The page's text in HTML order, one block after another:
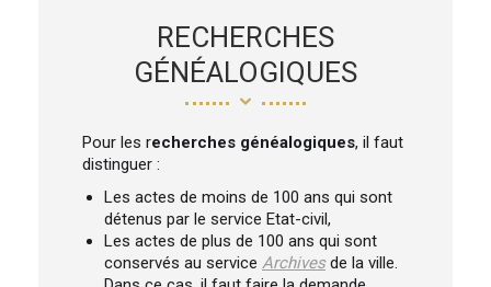
RECHERCHES
GÉNÉALOGIQUES
Pour les recherches généalogiques, il faut
distinguer :
Les actes de moins de 100 ans qui sont
détenus par le service Etat-civil,
Les actes de plus de 100 ans qui sont
conservés au service Archivesde la ville.